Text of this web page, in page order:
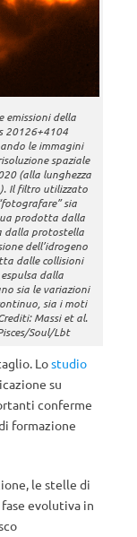
emissioni della
20126+4104
le immagini
spaziale
(alla lunghezza
Il filtro utilizzato
sia
prodotta dalla
dalla protostella
dell’idrogeno
dalle collisioni
dalla
sia le variazioni
sia i moti
Massi et al.
Soul/Lbt
Lostudio
su
conferme
formazione
le stelle di
evolutiva in